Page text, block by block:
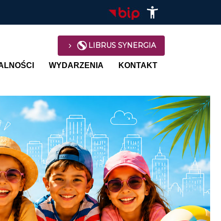
LIBRUS SYNERGIA
WYDARZENIA KONTAKT